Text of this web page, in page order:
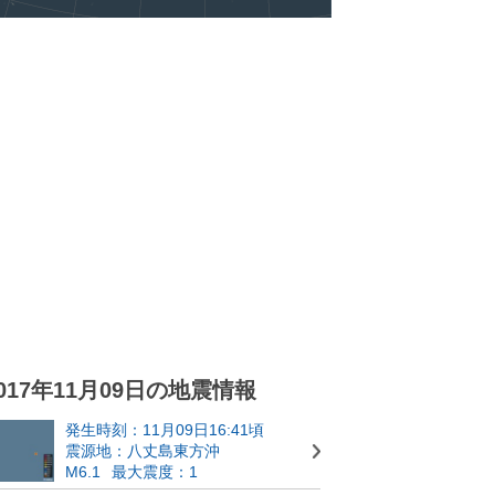
年11月09日の地震情報
発生時刻：11月09日16:41頃
震源地：八丈島東方沖
M6.1
最大震度：1